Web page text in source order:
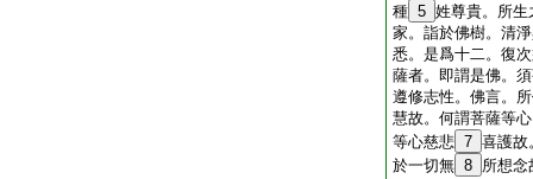
種 5 姓尊貴。所生
家。詣於佛樹。清
悉。是爲十二。復
薩者。即謂是佛。
遵修志性。佛言。
慧故。何謂菩薩等
等心慈悲 7 喜護故
於一切無 8 所想念